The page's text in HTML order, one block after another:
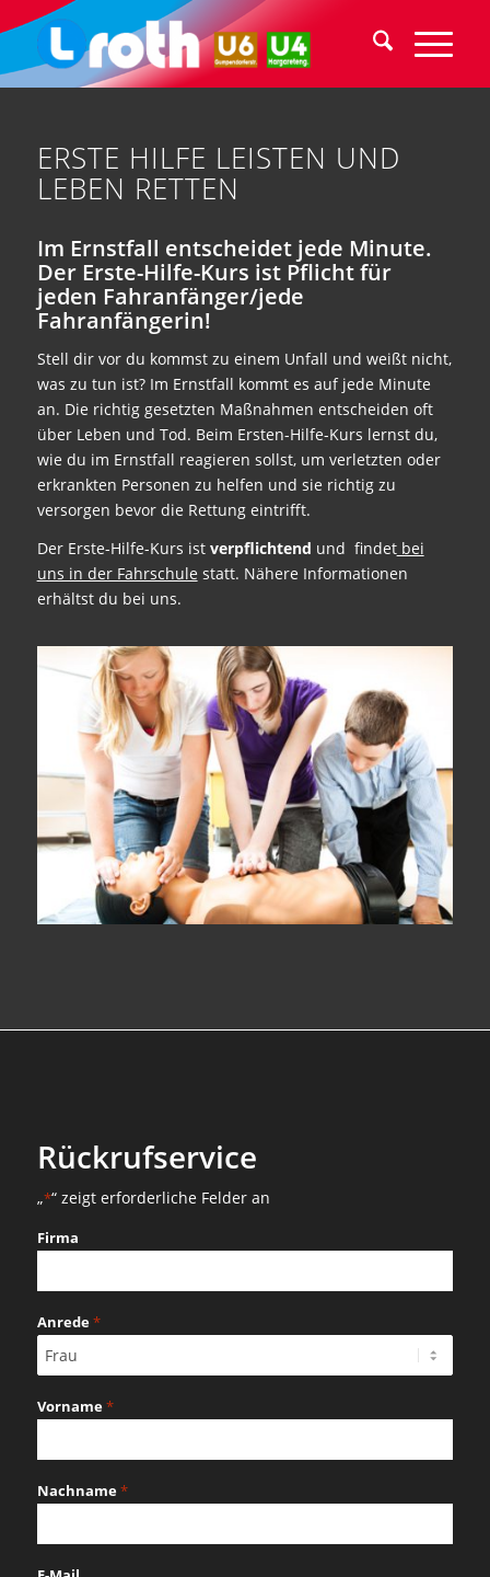
ERSTE HILFE LEISTEN UND
LEBEN RETTEN
Im Ernstfall entscheidet jede Minute.
Der Erste-Hilfe-Kurs ist Pflicht für
jeden Fahranfänger/jede
Fahranfängerin!
Stell dir vor du kommst zu einem Unfall und weißt nicht,
was zu tun ist? Im Ernstfall kommt es auf jede Minute
an. Die richtig gesetzten Maßnahmen entscheiden oft
über Leben und Tod. Beim Ersten-Hilfe-Kurs lernst du,
wie du im Ernstfall reagieren sollst, um verletzten oder
erkrankten Personen zu helfen und sie richtig zu
versorgen bevor die Rettung eintrifft.
Der Erste-Hilfe-Kurs ist verpflichtend und findetbei
uns in der Fahrschule statt. Nähere Informationen
erhältst du bei uns.
Rückrufservice
„*“ zeigt erforderliche Felder an
Firma
Anrede*
Vorname*
Nachname*